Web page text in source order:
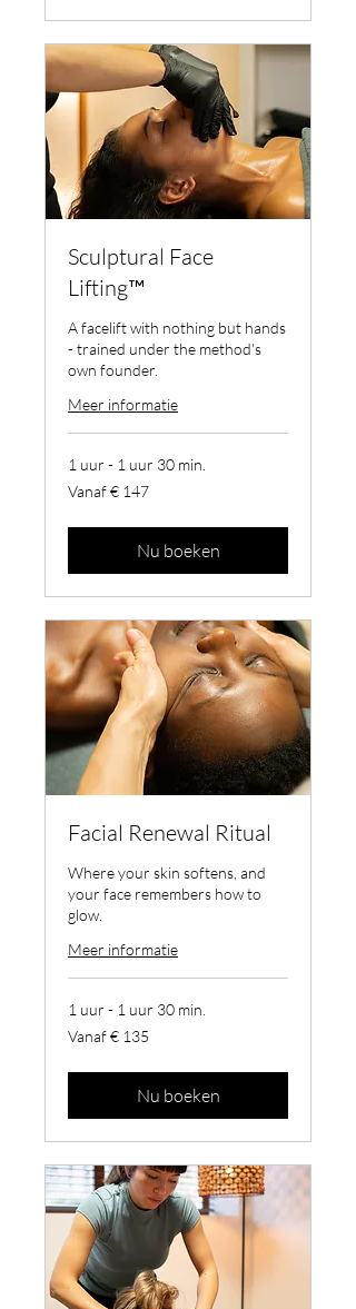
Sculptural Face
Lifting™
A facelift with nothing but hands
- trained under the method's
own founder.
Meer informatie
1 uur - 1 uur 30 min.
Vanaf
147
Vanaf € 147
Nu boeken
Facial Renewal Ritual
Where your skin softens, and
your face remembers how to
glow.
Meer informatie
1 uur - 1 uur 30 min.
Vanaf
135
Vanaf € 135
Nu boeken